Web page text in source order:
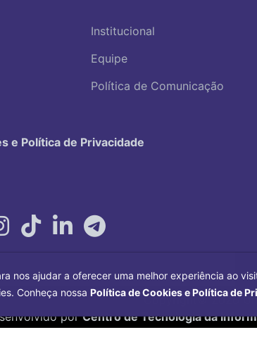
Institucional
Equipe
Política de Comunicação
e Política de Privacidade
Copyright©2026
porCentro de Tecnologia da
nos ajudar a oferecer uma melhor experiência ao
Conheça nossa Política de Cookies e Política de